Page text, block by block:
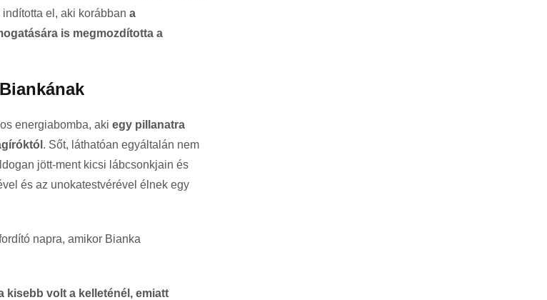
el, aki korábban a
is megmozdította a
energiabomba, aki egy pillanatra
. Sőt, láthatóan egyáltalán nem
jött-ment kicsi lábcsonkjain és
és az unokatestvérével élnek egy
napra, amikor Bianka
kisebb volt a kelleténél, emiatt